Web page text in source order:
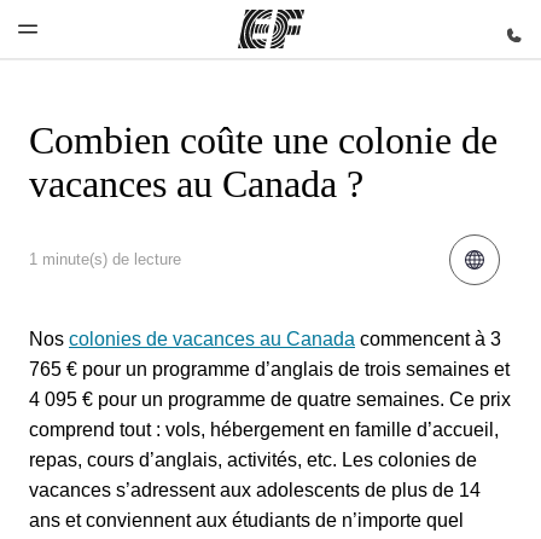
Accueil
Bienvenue
Programmes
Nos offres
Bureaux
Trouver un
propos
nos
équipes
Combien coûte une colonie de
vacances au Canada ?
1 minute(s) de lecture
Nos colonies de vacances au Canada commencent à 3
765 € pour un programme d’anglais de trois semaines et
4 095 € pour un programme de quatre semaines. Ce prix
comprend tout : vols, hébergement en famille d’accueil,
repas, cours d’anglais, activités, etc. Les colonies de
vacances s’adressent aux adolescents de plus de 14
ans et conviennent aux étudiants de n’importe quel